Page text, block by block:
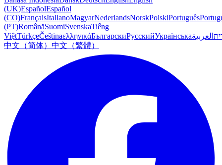
(UK)EspañolEspañol
(CO)FrançaisItalianoMagyarNederlandsNorskPolskiPortuguês
(PT)RomânăSuomiSvenskaTiếng
ViệtTürkçeČeštinaελληνικάБългарскиРусскийУкраїнськаالعربية
中文（简体） 中文（繁體）